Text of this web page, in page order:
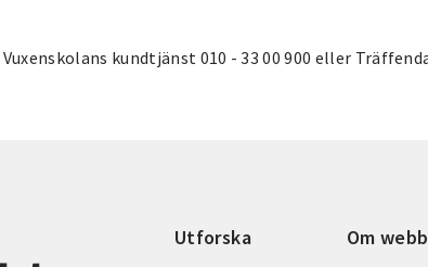
kundtjänst 010 - 33 00 900 eller
Utforska Om